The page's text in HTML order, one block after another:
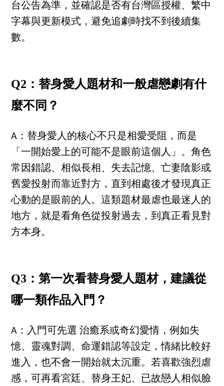
台公告為準，並確認是否有台灣區授權、繁中
字幕與更新模式，避免追劇時找不到後續集
數。
Q2：替身愛人題材和一般虐戀劇有什
麼不同？
A：替身愛人的核心不只是相愛受阻，而是
「一開始愛上的可能不是眼前這個人」。角色
常因錯認、相似長相、失去記憶、亡妻陰影或
舊愛投射而靠近對方，直到相處後才發現真正
心動的是眼前的人。這類題材最虐也最迷人的
地方，就是看角色從投射過去，到真正看見對
方本身。
Q3：第一次看替身愛人題材，建議從
哪一類作品入門？
A：入門可先選 治癒系或奇幻愛情，例如失
憶、靈魂對調、命運錯認等設定，情緒比較好
進入，也不會一開始就太沉重。若喜歡強烈虐
感，可再看宮廷、替身王妃、已故戀人相似臉